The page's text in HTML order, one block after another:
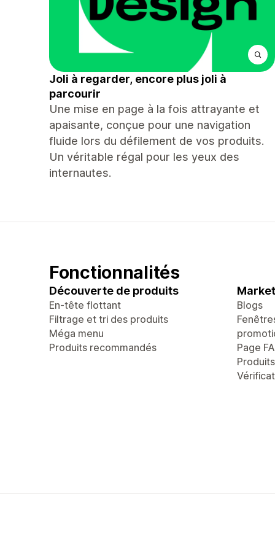
Joli à regarder, encore plus joli à
parcourir
Une mise en page à la fois attrayante et
apaisante, conçue pour une navigation
fluide lors du défilement de vos produits.
Un véritable régal pour les yeux des
internautes.
Fonctionnalités
Découverte de produits
En-tête flottant
Filtrage et tri des produits
Méga menu
Produits recommandés
Blogs
Page